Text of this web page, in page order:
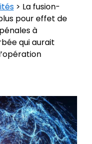
> La fusion-
pour effet de
à
qui aurait